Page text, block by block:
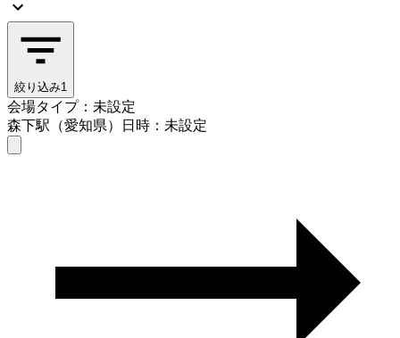
絞り込み1
会場タイプ：未設定
森下駅（愛知県）
日時：未設定